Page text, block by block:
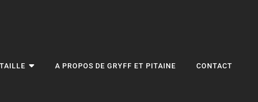
A PROPOS DE GRYFF ET PITAINE CONTACT